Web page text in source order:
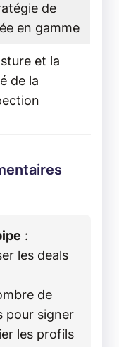
de
en gamme
et la
de la
:
les deals
de
pour signer
les profils